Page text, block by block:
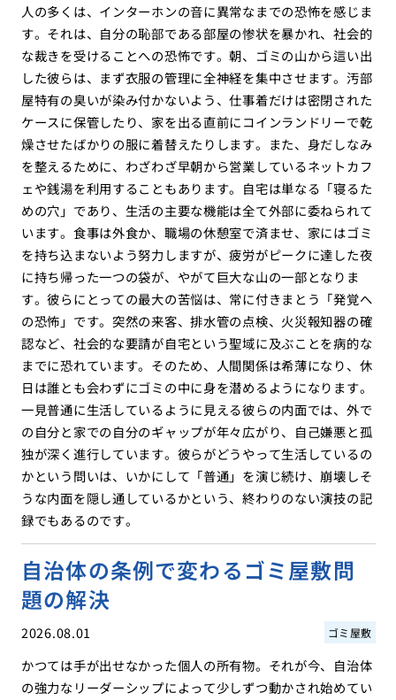
人の多くは、インターホンの音に異常なまでの恐怖を感じま
す。それは、自分の恥部である部屋の惨状を暴かれ、社会的
な裁きを受けることへの恐怖です。朝、ゴミの山から這い出
した彼らは、まず衣服の管理に全神経を集中させます。汚部
屋特有の臭いが染み付かないよう、仕事着だけは密閉された
ケースに保管したり、家を出る直前にコインランドリーで乾
燥させたばかりの服に着替えたりします。また、身だしなみ
を整えるために、わざわざ早朝から営業しているネットカフ
ェや銭湯を利用することもあります。自宅は単なる「寝るた
めの穴」であり、生活の主要な機能は全て外部に委ねられて
います。食事は外食か、職場の休憩室で済ませ、家にはゴミ
を持ち込まないよう努力しますが、疲労がピークに達した夜
に持ち帰った一つの袋が、やがて巨大な山の一部となりま
す。彼らにとっての最大の苦悩は、常に付きまとう「発覚へ
の恐怖」です。突然の来客、排水管の点検、火災報知器の確
認など、社会的な要請が自宅という聖域に及ぶことを病的な
までに恐れています。そのため、人間関係は希薄になり、休
日は誰とも会わずにゴミの中に身を潜めるようになります。
一見普通に生活しているように見える彼らの内面では、外で
の自分と家での自分のギャップが年々広がり、自己嫌悪と孤
独が深く進行しています。彼らがどうやって生活しているの
かという問いは、いかにして「普通」を演じ続け、崩壊しそ
うな内面を隠し通しているかという、終わりのない演技の記
録でもあるのです。
自治体の条例で変わるゴミ屋敷問
題の解決
2026.08.01 ゴミ屋敷
かつては手が出せなかった個人の所有物。それが今、自治体
の強力なリーダーシップによって少しずつ動かされ始めてい